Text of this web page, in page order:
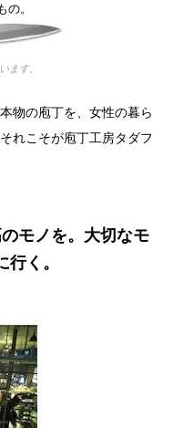
。
ます。
物の庖丁を、女性の暮ら
れこそが庖丁工房タダフ
モノを。大切なモ
行く。